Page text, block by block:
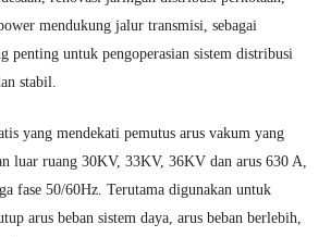
mendukung jalur transmisi, sebagai
penting untuk pengoperasian sistem distribusi
stabil.
yang mendekati pemutus arus vakum yang
luar ruang 30KV, 33KV, 36KV dan arus 630 A,
fase 50/60Hz. Terutama digunakan untuk
arus beban sistem daya, arus beban berlebih,